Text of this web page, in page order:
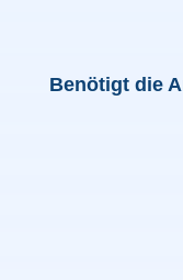
Benötigt die